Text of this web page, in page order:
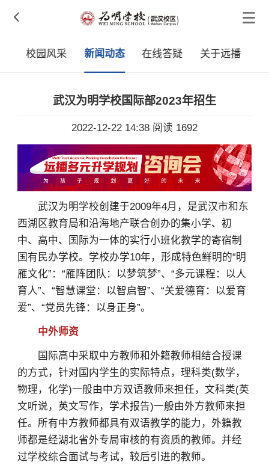

校园风采 新闻动态 在线答疑 关于远播
武汉为明学校国际部2023年招生
2022-12-22 14:38 阅读 1692
武汉为明学校创建于2009年4月，是武汉市和东
西湖区教育局和沿海地产联合创办的集小学、初
中、高中、国际为一体的实行小班化教学的寄宿制
国有民办学校。学校办学10年，形成特色鲜明的“明
雁文化”：“雁阵团队：以梦筑梦”、“多元课程：以人
育人”、“智慧课堂：以智启智”、“关爱德育：以爱育
爱”、“党员先锋：以身正身”。
中外师资
国际高中采取中方教师和外籍教师相结合授课
的方式，针对国内学生的实际特点，理科类(数学，
物理，化学)一般由中方双语教师来担任，文科类(英
文听说，英文写作，学术报告)一般由外方教师来担
任。所有中方教师都具有双语教学的能力，外籍教
师都是经湖北省外专局审核的有资质的教师。并经
过学校综合面试与考试，较后引进的教师。